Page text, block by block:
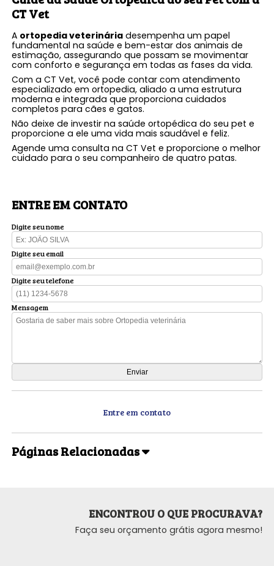
CT Vet
A ortopedia veterinária desempenha um papel
fundamental na saúde e bem-estar dos animais de
estimação, assegurando que possam se movimentar
com conforto e segurança em todas as fases da vida.
Com a CT Vet, você pode contar com atendimento
especializado em ortopedia, aliado a uma estrutura
moderna e integrada que proporciona cuidados
completos para cães e gatos.
Não deixe de investir na saúde ortopédica do seu pet e
proporcione a ele uma vida mais saudável e feliz.
Agende uma consulta na CT Vet e proporcione o melhor
cuidado para o seu companheiro de quatro patas.
ENTRE EM CONTATO
Digite seu nome
Digite seu email
Digite seu telefone
Mensagem
Entre em contato
Páginas Relacionadas
ENCONTROU O QUE PROCURAVA?
Faça seu orçamento grátis agora mesmo!